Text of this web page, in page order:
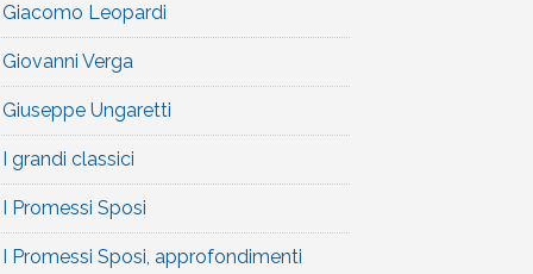
Giacomo Leopardi
Giovanni Verga
Giuseppe Ungaretti
I grandi classici
I Promessi Sposi
I Promessi Sposi, approfondimenti